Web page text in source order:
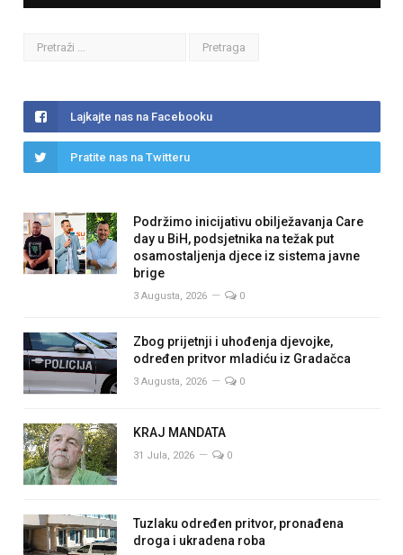
Lajkajte nas na Facebooku
Pratite nas na Twitteru
Podržimo inicijativu obilježavanja Care
day u BiH, podsjetnika na težak put
osamostaljenja djece iz sistema javne
brige
3 Augusta, 2026 0
Zbog prijetnji i uhođenja djevojke,
određen pritvor mladiću iz Gradačca
3 Augusta, 2026 0
KRAJ MANDATA
31 Jula, 2026 0
Tuzlaku određen pritvor, pronađena
droga i ukradena roba